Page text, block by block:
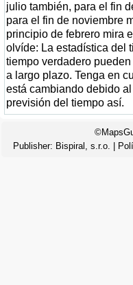
julio también, para el fin
para el fin de noviembre
principio de febrero mira
olvíde: La estadística del
tiempo verdadero
a largo plazo. Tenga en
está cambiando debido
previsión del tiempo así.
Publisher: Bispiral, s.r.o.